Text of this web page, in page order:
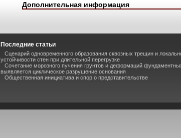
Дополнительная информация
Последние статьи
Сценарий одновременного образования сквозных трещин и
устойчивости стен при длительной перегрузке
Сочетание морозного пучения грунтов и деформаций
выявляется циклическое разрушение основания
Общественная инициатива и спор о представительстве